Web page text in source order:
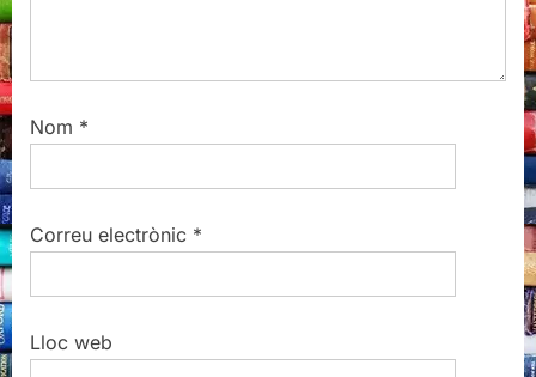
Nom *
Correu electrònic *
Lloc web